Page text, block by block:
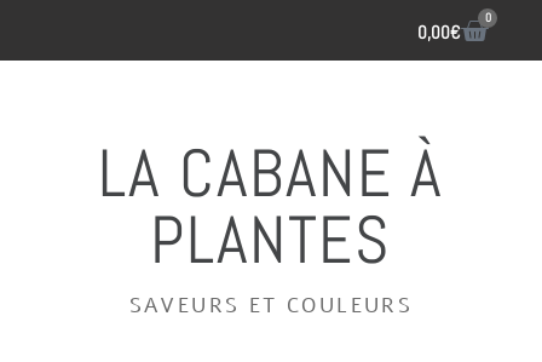
0,00€
0
LA CABANE À
PLANTES
SAVEURS ET COULEURS